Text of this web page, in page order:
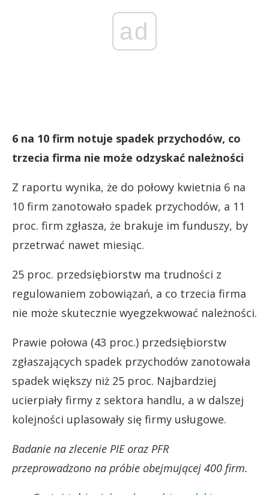
ad
6 na 10 firm notuje spadek przychodów, co
trzecia firma nie może odzyskać należności
Z raportu wynika, że do połowy kwietnia 6 na
10 firm zanotowało spadek przychodów, a 11
proc. firm zgłasza, że brakuje im funduszy, by
przetrwać nawet miesiąc.
25 proc. przedsiębiorstw ma trudności z
regulowaniem zobowiązań, a co trzecia firma
nie może skutecznie wyegzekwować należności.
Prawie połowa (43 proc.) przedsiębiorstw
zgłaszających spadek przychodów zanotowała
spadek większy niż 25 proc. Najbardziej
ucierpiały firmy z sektora handlu, a w dalszej
kolejności uplasowały się firmy usługowe.
Badanie na zlecenie PIE oraz PFR
przeprowadzono na próbie obejmującej 400 firm.